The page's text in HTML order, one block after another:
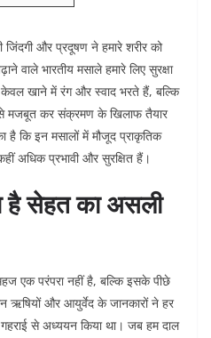
और प्रदूषण ने हमारे शरीर को
वाले भारतीय मसाले हमारे लिए सुरक्षा
खाने में रंग और स्वाद भरते हैं, बल्कि
से मजबूत कर संक्रमण के खिलाफ तैयार
है कि इन मसालों में मौजूद प्राकृतिक
अधिक प्रभावी और सुरक्षित हैं।
है सेहत का असली
एक परंपरा नहीं है, बल्कि इसके पीछे
ऋषियों और आयुर्वेद के जानकारों ने हर
से अध्ययन किया था। जब हम दाल